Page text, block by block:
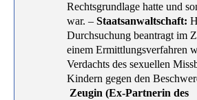
Rechtsgrundlage hatte und
war. – Staatsanwaltschaft:
Durchsuchung beantragt im
einem Ermittlungsverfahren
Verdachts des sexuellen
Kindern gegen den
Zeugin (Ex-Partnerin des